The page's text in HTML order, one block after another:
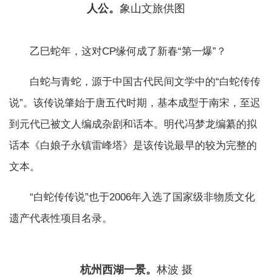
人公。 象山文旅供图
乙巳蛇年，这对CP缘何成了新春“第一爆”？
白蛇与青蛇，源于中国古代民间文学中的“白蛇传传
说”。该传说肇始于唐五代时期，基本成型于南宋，至迟
到元代已被文人编成杂剧和话本。明代冯梦龙编纂的拟
话本《白娘子永镇雷峰塔》是该传说最早的较为完整的
文本。
“白蛇传传说”也于2006年入选了国家级非物质文化
遗产代表性项目名录。
杭州西湖一景。 林波 摄